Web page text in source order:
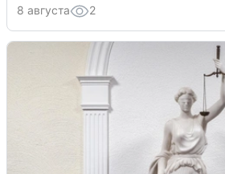
8 августа 2